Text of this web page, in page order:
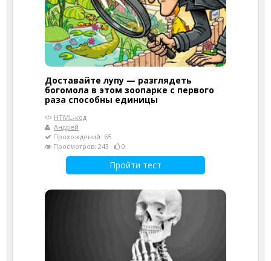
Доставайте лупу — разглядеть
богомола в этом зоопарке с первого
раза способны единицы
HTML-код
Андрей
Прохождений: 65
Просмотров: 243
0
Пройти тест